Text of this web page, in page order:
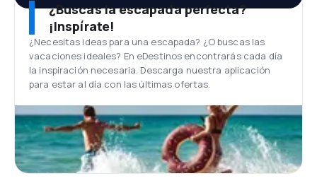
¿Buscas la escapada perfecta?
¡Inspírate!
¿Necesitas ideas para una escapada? ¿O buscas las
vacaciones ideales? En eDestinos encontrarás cada día
la inspiración necesaria. Descarga nuestra aplicación
para estar al día con las últimas ofertas.